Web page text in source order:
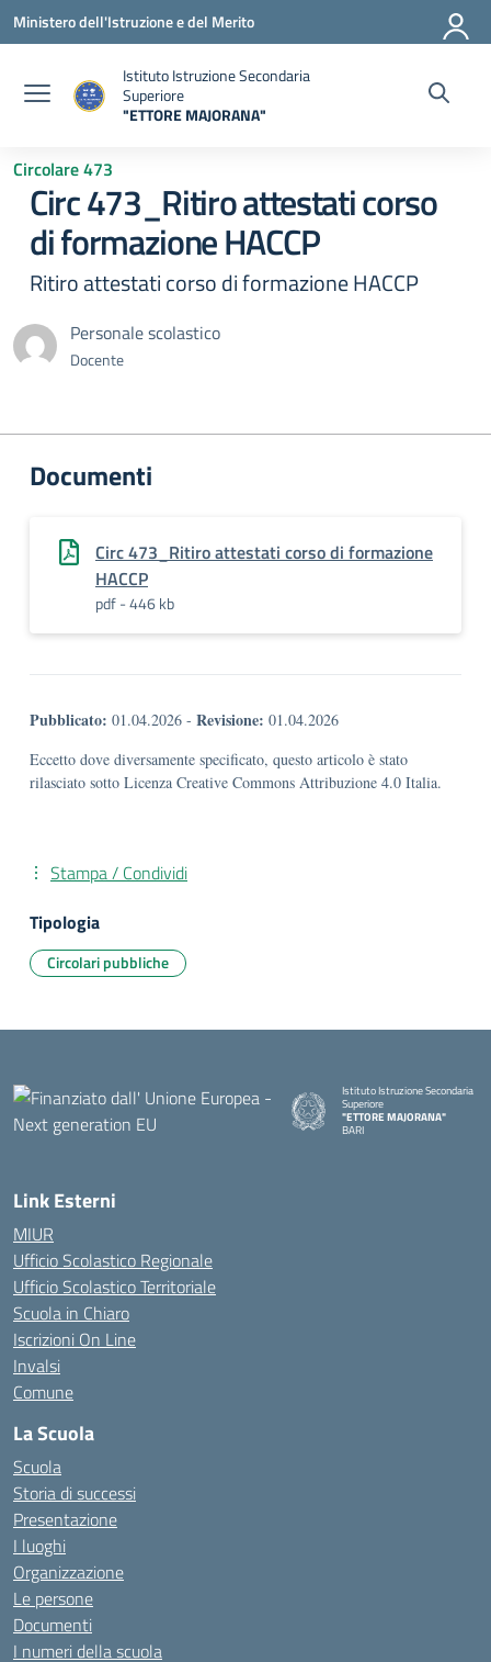
Vai ai contenuti
Vai al menu di navigazione
Vai al footer
Ministero dell'Istruzione e del Merito
Istituto Istruzione Secondaria
Superiore
"ETTORE MAJORANA"
Circolare 473
Circ 473_Ritiro attestati corso
di formazione HACCP
Ritiro attestati corso di formazione HACCP
Personale scolastico
Docente
Documenti
Circ 473_Ritiro attestati corso di formazione
HACCP
pdf - 446 kb
Pubblicato: 01.04.2026 - Revisione: 01.04.2026
Eccetto dove diversamente specificato, questo articolo è stato
rilasciato sotto Licenza Creative Commons Attribuzione 4.0 Italia.
Stampa / Condividi
Tipologia
Circolari pubbliche
Istituto Istruzione Secondaria
Superiore
"ETTORE MAJORANA"
BARI
Link Esterni
MIUR
Ufficio Scolastico Regionale
Ufficio Scolastico Territoriale
Scuola in Chiaro
Iscrizioni On Line
Invalsi
Comune
La Scuola
Scuola
Storia di successi
Presentazione
I luoghi
Organizzazione
Le persone
Documenti
I numeri della scuola